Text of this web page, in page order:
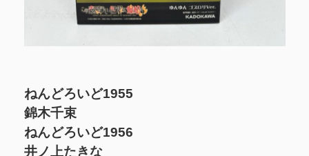
ねんどろいど1955
錦木千束
ねんどろいど1956
井ノ上たきな